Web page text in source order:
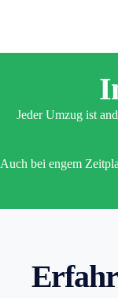
Jeder Umzug ist
Auch bei engem